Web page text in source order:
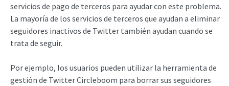
servicios de pago de terceros para ayudar con este problema.
La mayoría de los servicios de terceros que ayudan a eliminar
seguidores inactivos de Twitter también ayudan cuando se
trata de seguir.
Por ejemplo, los usuarios pueden utilizar la herramienta de
gestión de Twitter Circleboom para borrar sus seguidores